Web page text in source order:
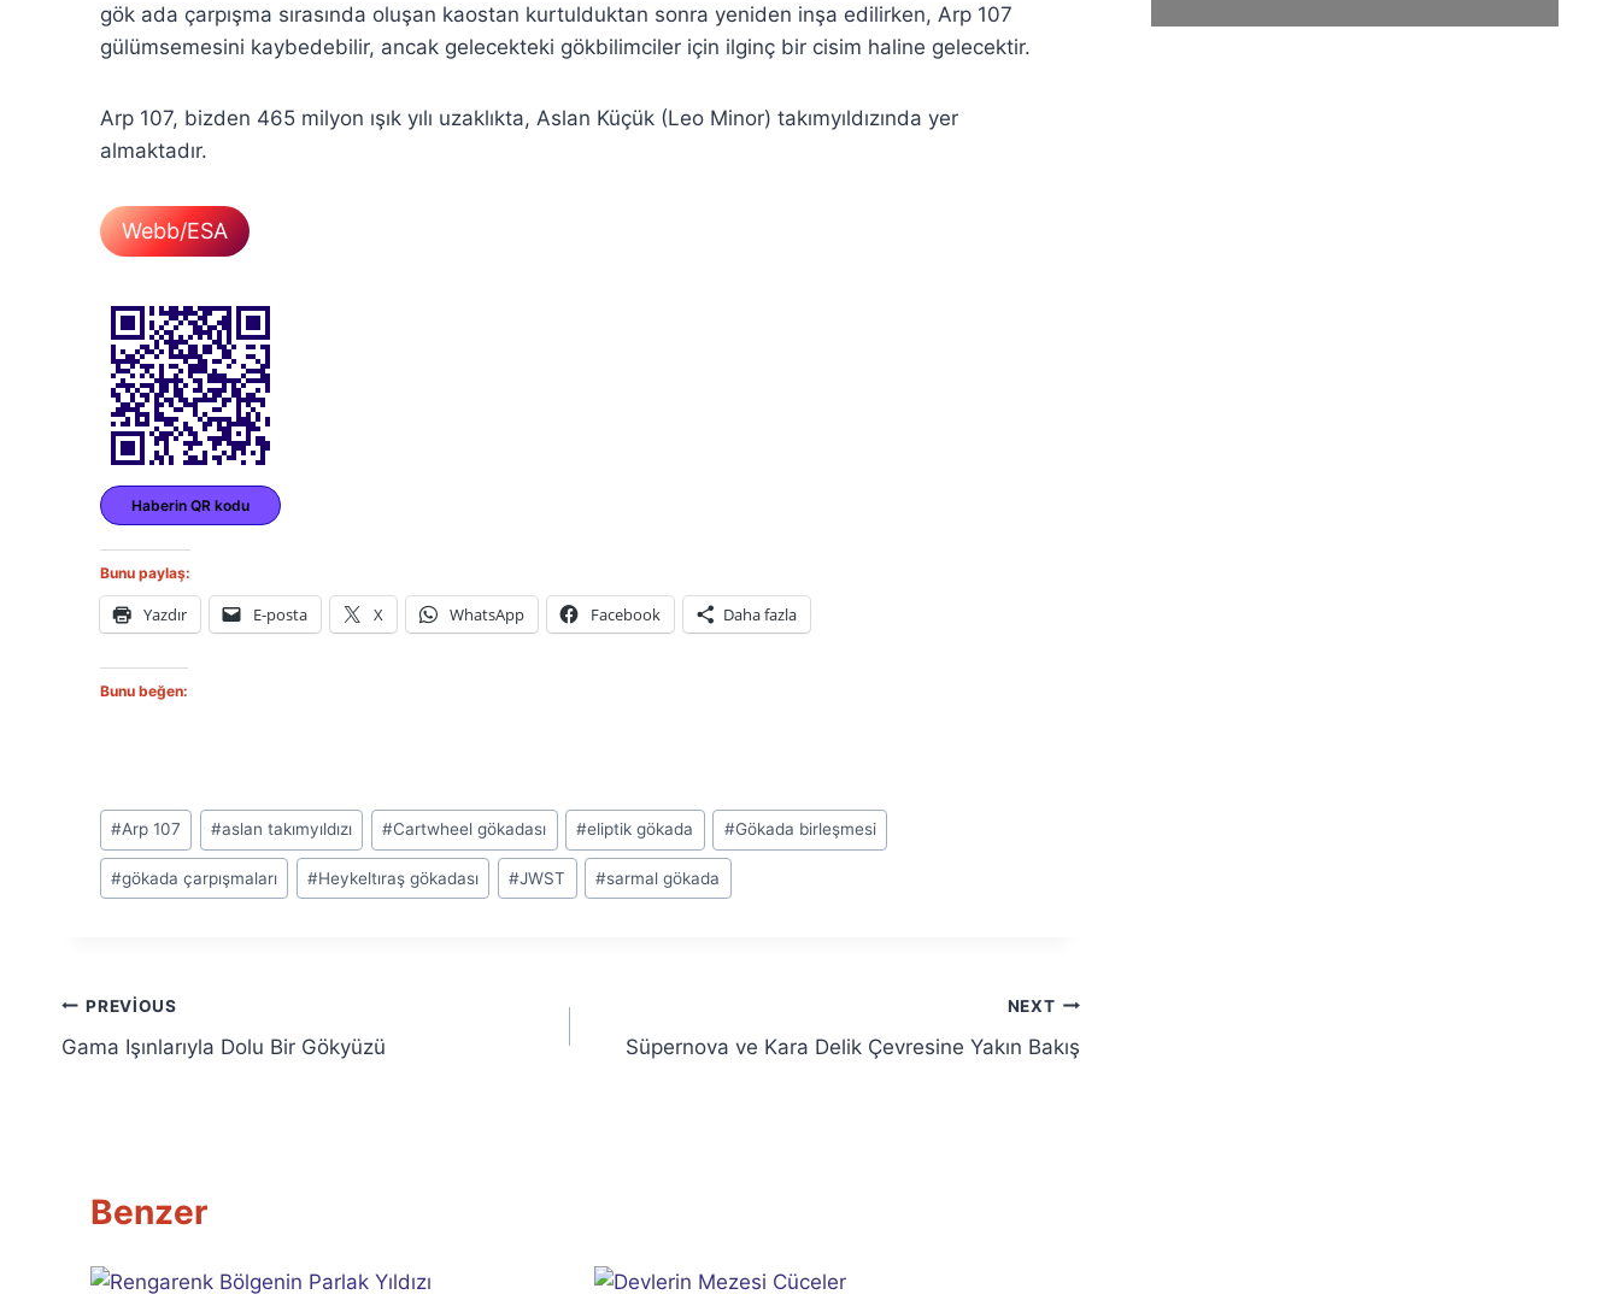
gök ada çarpışma sırasında oluşan kaostan kurtulduktan sonra yeniden inşa edilirken, Arp 107
gülümsemesini kaybedebilir, ancak gelecekteki gökbilimciler için ilginç bir cisim haline gelecektir.
Arp 107, bizden 465 milyon ışık yılı uzaklıkta, Aslan Küçük (Leo Minor) takımyıldızında yer
almaktadır.
Webb/ESA
Haberin QR kodu
Bunu paylaş:
Yazdır E-posta X WhatsApp Facebook Daha fazla
Bunu beğen:
Post
Tags:
#Arp 107 #aslan takımyıldızı #Cartwheel gökadası #eliptik gökada #Gökada birleşmesi
#gökada çarpışmaları #Heykeltıraş gökadası #JWST #sarmal gökada
Yazı
gezinmesi
PREVIOUS
Gama Işınlarıyla Dolu Bir Gökyüzü
NEXT
Süpernova ve Kara Delik Çevresine Yakın Bakış
Benzer